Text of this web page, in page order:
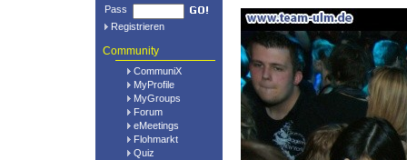
Pass
Registrieren
Community
CommuniX
MyProfile
MyGroups
Forum
eMeetings
Flohmarkt
Quiz